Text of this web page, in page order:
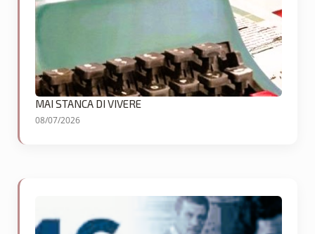
MAI STANCA DI VIVERE
08/07/2026